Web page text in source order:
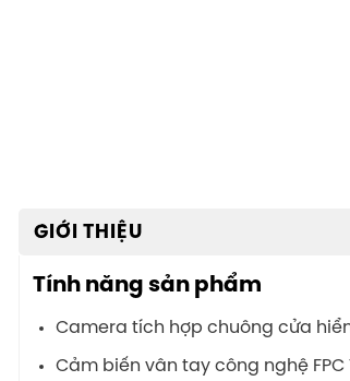
GIỚI THIỆU
Tính năng sản phẩm
Camera tích hợp chuông cửa
Cảm biến vân tay công nghệ FPC